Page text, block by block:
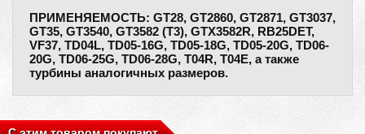
ПРИМЕНЯЕМОСТЬ: GT28, GT2860, GT2871, GT3037,
GT35, GT3540, GT3582 (T3), GTX3582R, RB25DET,
VF37, TD04L, TD05-16G, TD05-18G, TD05-20G, TD06-
20G, TD06-25G, TD06-28G, Т04R, Т04Е, а также
турбины аналогичных размеров.